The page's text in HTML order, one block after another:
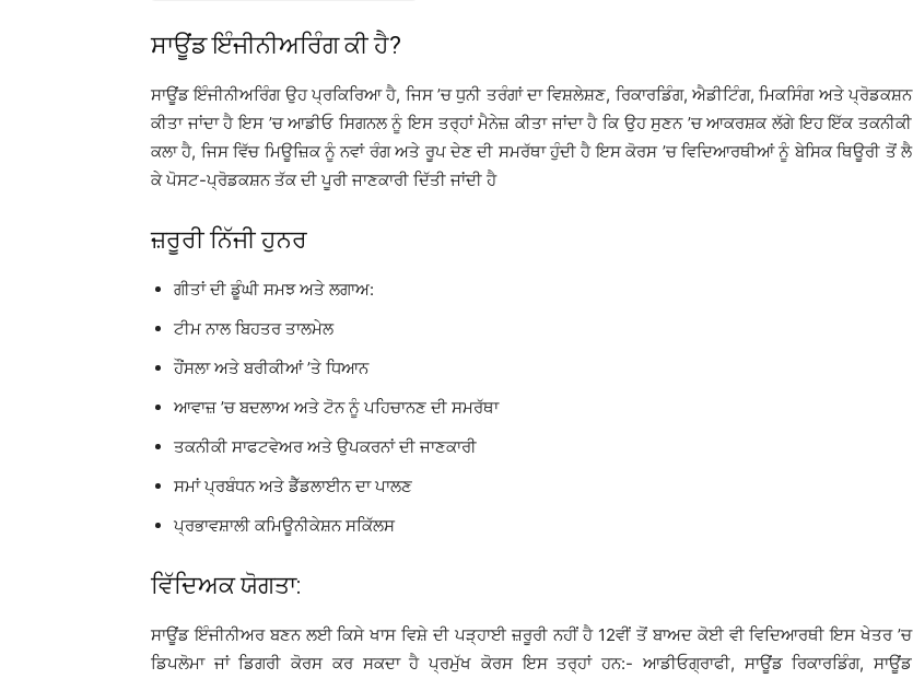
ਸਾਊਂਡ ਇੰਜੀਨੀਅਰਿੰਗ ਕੀ ਹੈ?
ਸਾਊਂਡ ਇੰਜੀਨੀਅਰਿੰਗ ਉਹ ਪ੍ਰਕਿਰਿਆ ਹੈ, ਜਿਸ ’ਚ ਧੁਨੀ ਤਰੰਗਾਂ ਦਾ ਵਿਸ਼ਲੇਸ਼ਣ, ਰਿਕਾਰਡਿੰਗ, ਐਡੀਟਿੰਗ, ਮਿਕਸਿੰਗ ਅਤੇ ਪ੍ਰੋਡਕਸ਼ਨ
ਕੀਤਾ ਜਾਂਦਾ ਹੈ ਇਸ ’ਚ ਆਡੀਓ ਸਿਗਨਲ ਨੂੰ ਇਸ ਤਰ੍ਹਾਂ ਮੈਨੇਜ਼ ਕੀਤਾ ਜਾਂਦਾ ਹੈ ਕਿ ਉਹ ਸੁਣਨ ’ਚ ਆਕਰਸ਼ਕ ਲੱਗੇ ਇਹ ਇੱਕ ਤਕਨੀਕੀ
ਕਲਾ ਹੈ, ਜਿਸ ਵਿੱਚ ਮਿਊਜ਼ਿਕ ਨੂੰ ਨਵਾਂ ਰੰਗ ਅਤੇ ਰੂਪ ਦੇਣ ਦੀ ਸਮਰੱਥਾ ਹੁੰਦੀ ਹੈ ਇਸ ਕੋਰਸ ’ਚ ਵਿਦਿਆਰਥੀਆਂ ਨੂੰ ਬੇਸਿਕ ਥਿਊਰੀ ਤੋਂ ਲੈ
ਕੇ ਪੋਸਟ-ਪ੍ਰੋਡਕਸ਼ਨ ਤੱਕ ਦੀ ਪੂਰੀ ਜਾਣਕਾਰੀ ਦਿੱਤੀ ਜਾਂਦੀ ਹੈ
ਜ਼ਰੂਰੀ ਨਿੱਜੀ ਹੁਨਰ
ਗੀਤਾਂ ਦੀ ਡੂੰਘੀ ਸਮਝ ਅਤੇ ਲਗਾਅ:
ਟੀਮ ਨਾਲ ਬਿਹਤਰ ਤਾਲਮੇਲ
ਹੌਂਸਲਾ ਅਤੇ ਬਰੀਕੀਆਂ ’ਤੇ ਧਿਆਨ
ਆਵਾਜ਼ ’ਚ ਬਦਲਾਅ ਅਤੇ ਟੋਨ ਨੂੰ ਪਹਿਚਾਨਣ ਦੀ ਸਮਰੱਥਾ
ਤਕਨੀਕੀ ਸਾਫਟਵੇਅਰ ਅਤੇ ਉਪਕਰਨਾਂ ਦੀ ਜਾਣਕਾਰੀ
ਸਮਾਂ ਪ੍ਰਬੰਧਨ ਅਤੇ ਡੈੱਡਲਾਈਨ ਦਾ ਪਾਲਣ
ਪ੍ਰਭਾਵਸ਼ਾਲੀ ਕਮਿਊਨੀਕੇਸ਼ਨ ਸਕਿੱਲਸ
ਵਿੱਦਿਅਕ ਯੋਗਤਾ:
ਸਾਊਂਡ ਇੰਜੀਨੀਅਰ ਬਣਨ ਲਈ ਕਿਸੇ ਖਾਸ ਵਿਸ਼ੇ ਦੀ ਪੜ੍ਹਾਈ ਜ਼ਰੂਰੀ ਨਹੀਂ ਹੈ 12ਵੀਂ ਤੋਂ ਬਾਅਦ ਕੋਈ ਵੀ ਵਿਦਿਆਰਥੀ ਇਸ ਖੇਤਰ ’ਚ
ਡਿਪਲੋਮਾ ਜਾਂ ਡਿਗਰੀ ਕੋਰਸ ਕਰ ਸਕਦਾ ਹੈ ਪ੍ਰਮੁੱਖ ਕੋਰਸ ਇਸ ਤਰ੍ਹਾਂ ਹਨ:- ਆਡੀਓਗ੍ਰਾਫੀ, ਸਾਊਂਡ ਰਿਕਾਰਡਿੰਗ, ਸਾਊਂਡ